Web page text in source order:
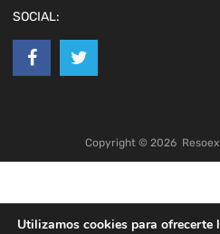
SOCIAL:
Copyright © 2026
Utilizamos cookies para ofrecerte